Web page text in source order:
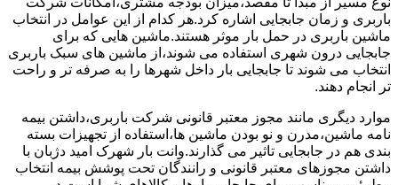
باربری و زمان جابجایی اشاره کرد.هر کدام از این عوامل در انتخاب
ماشین باربری در حمل بار موثر هستند.ماشین هایی که برای
جابجایی درون شهری استفاده می شوند،از ماشین های سبک باربری
انتخاب می شوند تا جابجایی بار داخل شهرها را به صرفه تر و راحت
تر انجام دهند.
موارد دیگری مانند مجوز معتبر قانونی شرکت باربری،داشتن بیمه
نامه ماشین،مدرن و نو بودن ماشین ها،استفاده از تجهیزات بسته
بندی هم در جابجایی تاثیر می گذارند.وانت بار شهرک امید دژبان با
داشتن مجوزهای معتبر قانونی و رانندگان تحت پوشش بیمه انتخاب